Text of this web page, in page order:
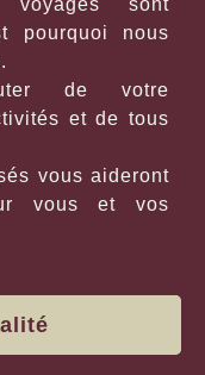
sont
pourquoi nous
de votre
et de tous
vous aideront
vous et vos